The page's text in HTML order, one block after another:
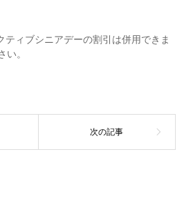
ィブシニアデーの割引は併用できま
。